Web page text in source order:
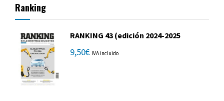
Ranking
RANKING 43 (edición 2024-2025
9,50€ IVA incluido